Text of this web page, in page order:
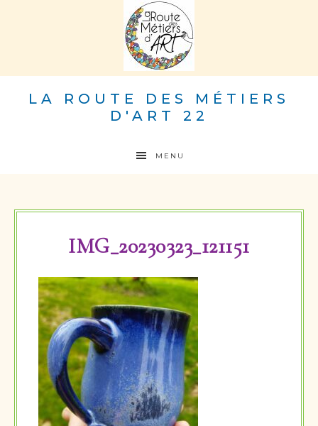
LA ROUTE DES MÉTIERS
D'ART 22
MENU
IMG_20230323_121151